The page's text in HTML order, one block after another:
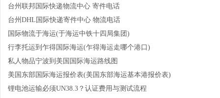
台州联邦国际快递物流中心 寄件电话
台州DHL国际快递寄件中心 物流电话
国际物流于海运(于海运中铁十四局集团)
行李托运到乍得国际海运(乍得海运走哪个港口)
私人物品宁波到美国国际海运路线图
美国东部国际海运报价表(美国东部海运基本港报价表)
锂电池运输必须UN38.3？认证费用与测试流程